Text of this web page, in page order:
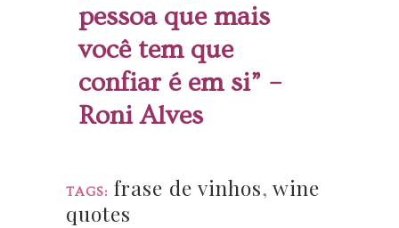
pessoa que mais
você tem que
confiar é em si” –
Roni Alves
TAGS: frase de vinhos, wine
quotes